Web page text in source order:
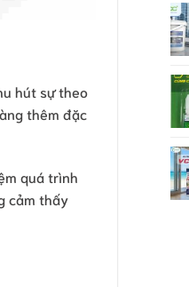
hút sự theo
thêm đặc
quá trình
cảm thấy